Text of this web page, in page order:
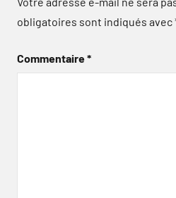
obligatoires sont indiqués avec
Commentaire*